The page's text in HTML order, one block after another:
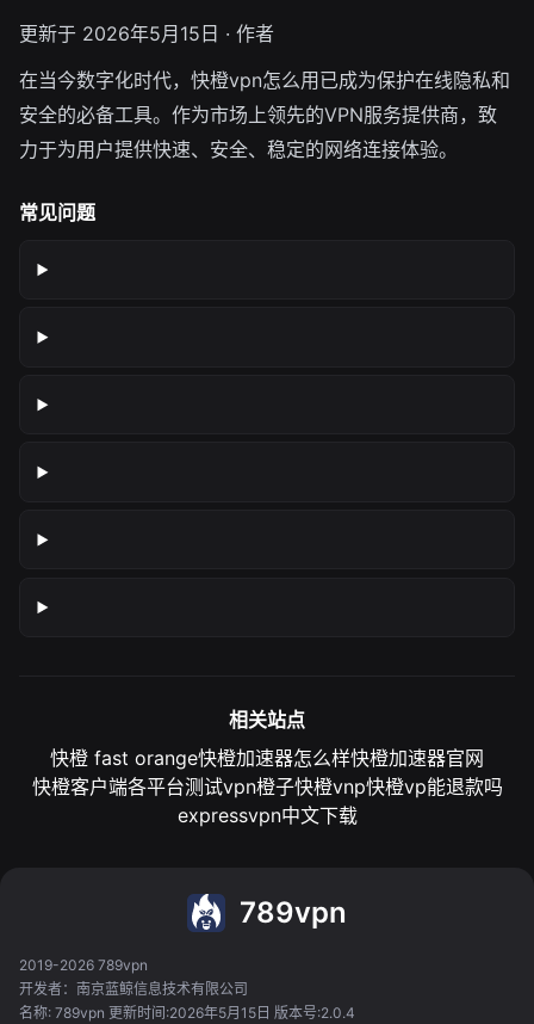
更新于 2026年5月15日 · 作者
在当今数字化时代，快橙vpn怎么用已成为保护在线隐私和
安全的必备工具。作为市场上领先的VPN服务提供商，致
力于为用户提供快速、安全、稳定的网络连接体验。
常见问题
相关站点
快橙 fast orange快橙加速器怎么样快橙加速器官网
快橙客户端各平台测试vpn橙子快橙vnp快橙vp能退款吗
expressvpn中文下载
789vpn
2019-2026 789vpn
开发者：南京蓝鲸信息技术有限公司
名称: 789vpn 更新时间:2026年5月15日 版本号:2.0.4